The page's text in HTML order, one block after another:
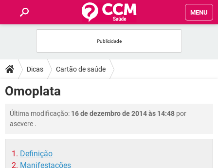
MENU
FÓRUM
SAÚDE
FAMÍLIA
NUTRIÇÃO
BEM-ESTAR
Dicas Cartão de saúde
Omoplata
Última modificação: 16 de dezembro de 2014 às 14:48 por
asevere .
Definição
Manifestações